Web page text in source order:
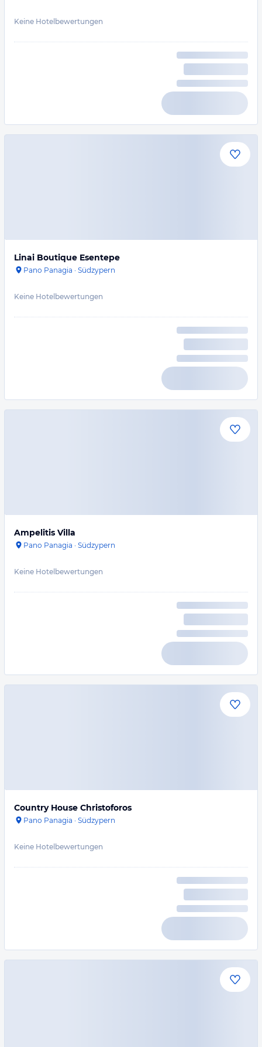
Keine Hotelbewertungen
Linai Boutique Esentepe
Pano Panagia · Südzypern
Keine Hotelbewertungen
Ampelitis Villa
Pano Panagia · Südzypern
Keine Hotelbewertungen
Country House Christoforos
Pano Panagia · Südzypern
Keine Hotelbewertungen